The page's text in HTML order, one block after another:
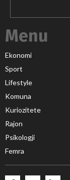
Menu
Ekonomi
Sport
Lifestyle
Komuna
Kuriozitete
Rajon
Psikologji
Femra